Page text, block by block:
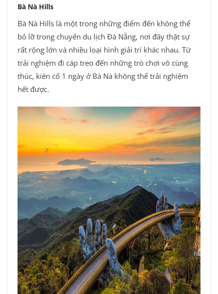
Bà Nà Hills
Bà Nà Hills là một trong những điểm đến không thể
bỏ lỡ trong chuyến du lịch Đà Nẵng, nơi đây thật sự
rất rộng lớn và nhiều loại hình giải trí khác nhau. Từ
trải nghiệm đi cáp treo đến những trò chơi vô cùng
thúc, kiên cố 1 ngày ở Bà Nà không thể trải nghiệm
hết được.